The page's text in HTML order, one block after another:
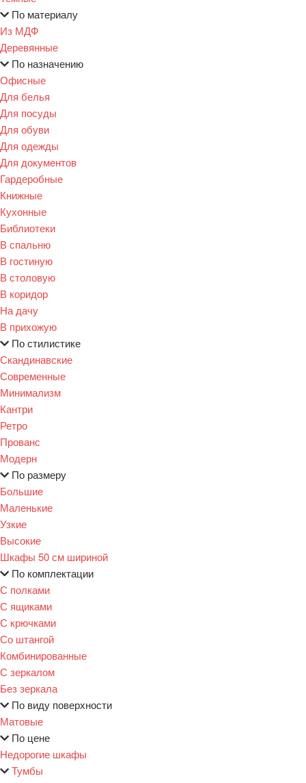
По материалу
Из МДФ
Деревянные
По назначению
Офисные
Для белья
Для посуды
Для обуви
Для одежды
Для документов
Гардеробные
Книжные
Кухонные
Библиотеки
В спальню
В гостиную
В столовую
В коридор
На дачу
В прихожую
По стилистике
Скандинавские
Современные
Минимализм
Кантри
Ретро
Прованс
Модерн
По размеру
Большие
Маленькие
Узкие
Высокие
Шкафы 50 см шириной
По комплектации
С полками
С ящиками
С крючками
Со штангой
Комбинированные
С зеркалом
Без зеркала
По виду поверхности
Матовые
По цене
Недорогие шкафы
Тумбы